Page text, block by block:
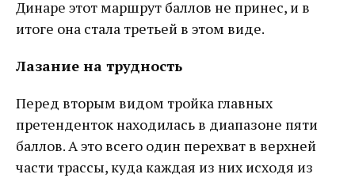
Динаре этот маршрут баллов не принес, и в
итоге она стала третьей в этом виде.
Лазание на трудность
Перед вторым видом тройка главных
претенденток находилась в диапазоне пяти
баллов. А это всего один перехват в верхней
части трассы, куда каждая из них исходя из